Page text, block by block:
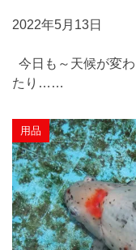
2022年5月13日
今日も～天候が変
たり……
用品